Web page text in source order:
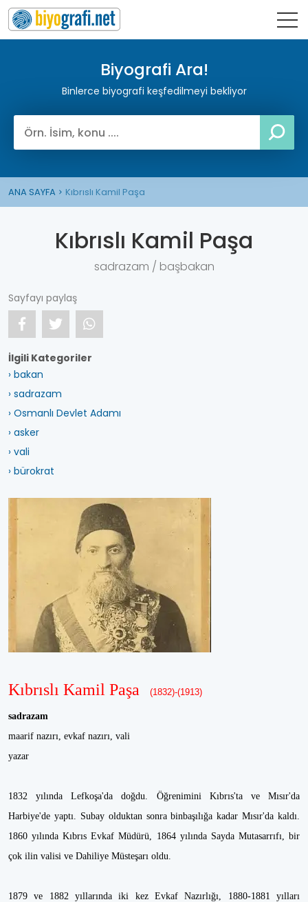
Biyografi Ara!
Binlerce biyografi keşfedilmeyi bekliyor
ANA SAYFA Kıbrıslı Kamil Paşa
Kıbrıslı Kamil Paşa
sadrazam / başbakan
Sayfayı paylaş
İlgili Kategoriler
› bakan
› sadrazam
› Osmanlı Devlet Adamı
› asker
› vali
› bürokrat
Kıbrıslı Kamil Paşa (1832)-(1913)
sadrazam
maarif nazırı, evkaf nazırı, vali
yazar
1832 yılında Lefkoşa'da doğdu. Öğrenimini Kıbrıs'ta ve Mısır'da
Harbiye'de yaptı. Subay olduktan sonra binbaşılığa kadar Mısır'da kaldı.
1860 yılında Kıbrıs Evkaf Müdürü, 1864 yılında Sayda Mutasarrıfı, bir
çok ilin valisi ve Dahiliye Müsteşarı oldu.
1879 ve 1882 yıllarında iki kez Evkaf Nazırlığı, 1880-1881 yılları